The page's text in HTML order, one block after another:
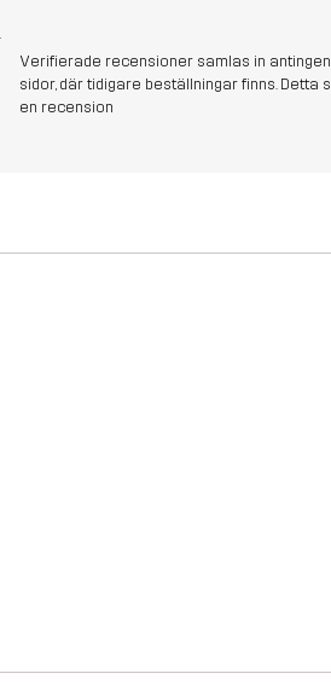
Verifierade recensioner samlas in
sidor, där tidigare beställningar finns.
en recension